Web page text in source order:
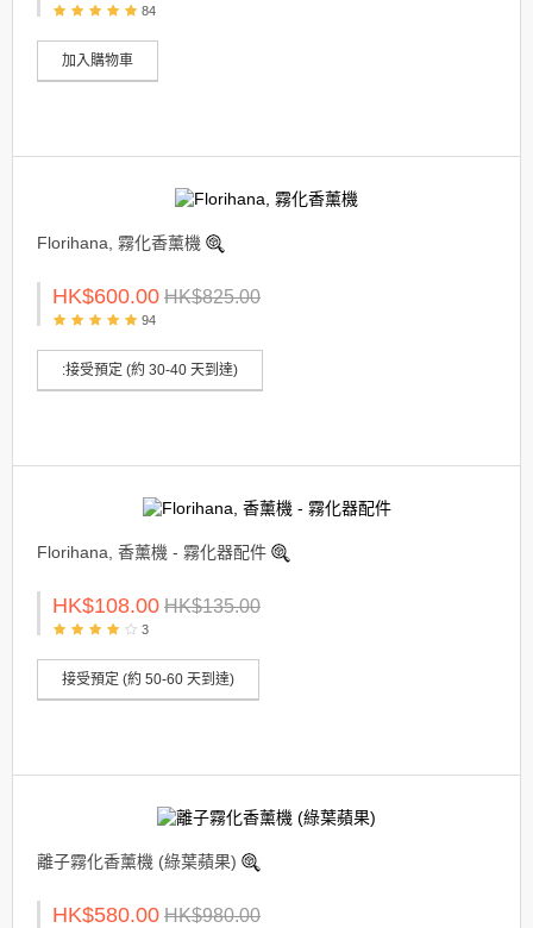
84
加入購物車
Florihana, 霧化香薰機
HK$600.00 HK$825.00
94
:接受預定 (約 30-40 天到達)
Florihana, 香薰機 - 霧化器配件
HK$108.00 HK$135.00
3
接受預定 (約 50-60 天到達)
離子霧化香薰機 (綠葉蘋果)
HK$580.00 HK$980.00